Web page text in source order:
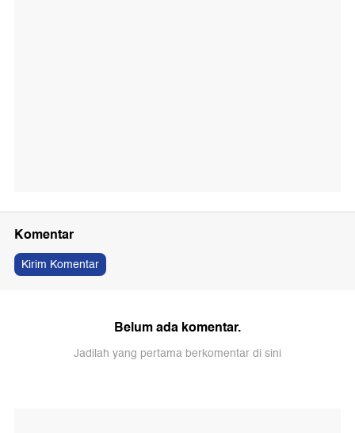
Komentar
Kirim Komentar
Belum ada komentar.
Jadilah yang pertama berkomentar di sini